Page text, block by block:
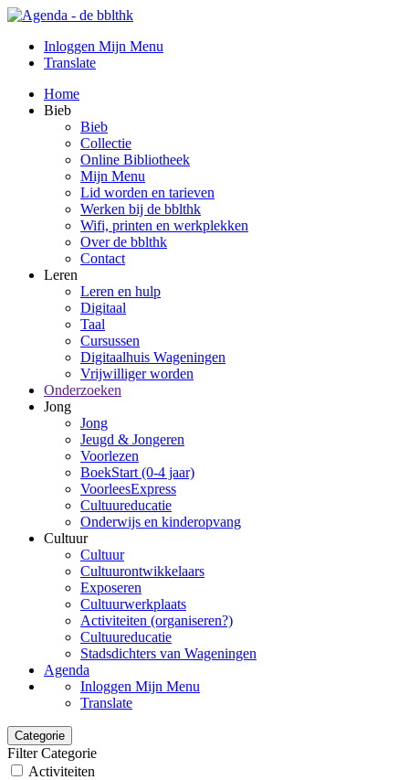
Inloggen Mijn Menu
Translate
Home
Bieb
Bieb
Collectie
Online Bibliotheek
Mijn Menu
Lid worden en tarieven
Werken bij de bblthk
Wifi, printen en werkplekken
Over de bblthk
Contact
Leren
Leren en hulp
Digitaal
Taal
Cursussen
Digitaalhuis Wageningen
Vrijwilliger worden
Onderzoeken
Jong
Jong
Jeugd & Jongeren
Voorlezen
BoekStart (0-4 jaar)
VoorleesExpress
Cultuureducatie
Onderwijs en kinderopvang
Cultuur
Cultuur
Cultuurontwikkelaars
Exposeren
Cultuurwerkplaats
Activiteiten (organiseren?)
Cultuureducatie
Stadsdichters van Wageningen
Agenda
Inloggen Mijn Menu
Translate
Categorie
Filter Categorie
Activiteiten